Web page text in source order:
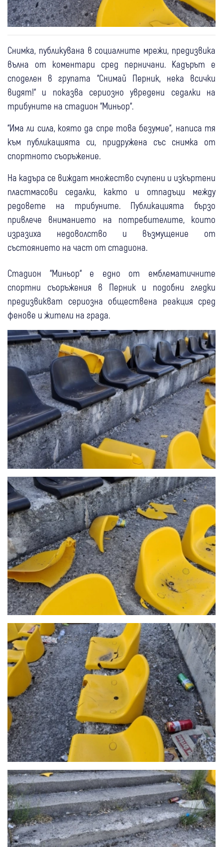
Снимка, публикувана в социалните мрежи, предизвика
вълна от коментари сред перничани. Кадърът е
споделен в групата “Снимай Перник, нека всички
видят!“ и показва сериозно увредени седалки на
трибуните на стадион “Миньор“.
“Има ли сила, която да спре това безумие“, написа тя
към публикацията си, придружена със снимка от
спортното съоръжение.
На кадъра се виждат множество счупени и изкъртени
пластмасови седалки, както и отпадъци между
редовете на трибуните. Публикацията бързо
привлече вниманието на потребителите, които
изразиха недоволство и възмущение от
състоянието на част от стадиона.
Стадион “Миньор“ е едно от емблематичните
спортни съоръжения в Перник и подобни гледки
предизвикват сериозна обществена реакция сред
фенове и жители на града.